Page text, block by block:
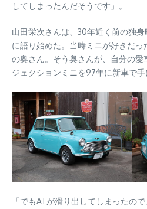
してしまったんだそうです」。
山田栄次さんは、30年近く前の独
に語り始めた。当時ミニが好きだ
の奥さん。そう奥さんが、自分の
ジェクションミニを97年に新車で手
「でもATが滑り出してしまったの